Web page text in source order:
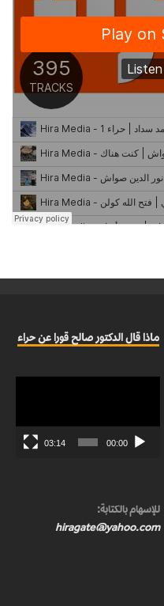
ماذا قال الدكتور صالح قورا عن حراء
00:00
03:14
للإسهام بالكتابة:
hiragate@yahoo.com